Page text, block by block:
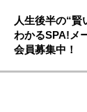
人生後半の“賢
わかるSPA!メ
会員募集中！